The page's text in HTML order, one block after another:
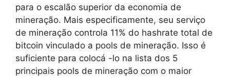
para o escalão superior da economia de
mineração. Mais especificamente, seu serviço
de mineração controla 11% do hashrate total de
bitcoin vinculado a pools de mineração. Isso é
suficiente para colocá -lo na lista dos 5
principais pools de mineração com o maior